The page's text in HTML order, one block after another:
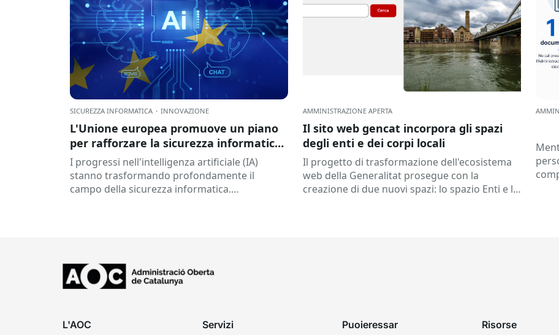
SICUREZZA INFORMATICA · INNOVAZIONE
L'Unione europea promuove un piano
per rafforzare la sicurezza informatica
di fronte alle sfide dell'intelligenza
artificiale.
I progressi nell'intelligenza artificiale (IA)
stanno trasformando profondamente il
campo della sicurezza informatica.
AMMINISTRAZIONE APERTA
Il sito web gencat incorpora gli spazi
degli enti e dei corpi locali
Il progetto di trasformazione dell'ecosistema
web della Generalitat prosegue con la
creazione di due nuovi spazi: lo spazio Enti e lo
L'AOC Servizi Puoieressar Risorse